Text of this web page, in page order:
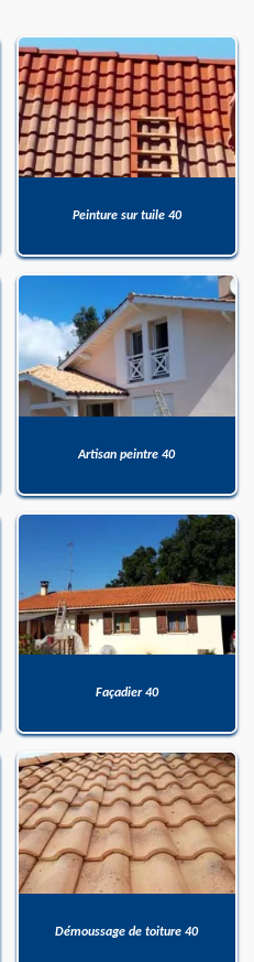
Peinture sur tuile 40
Artisan peintre 40
Façadier 40
Démoussage de toiture 40